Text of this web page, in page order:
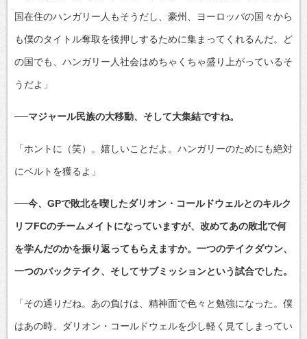
国在住のハンガリー人もそうだし、豪州、ヨーロッパの国々から
も僕のタイトル奪取を後押しするために集まってくれるんだ。ど
の国でも、ハンガリー人社会はめちゃくちゃ盛り上がっているそ
うだよ」
──マジャール民族の大移動、そして大集結ですね。
「ホントに（笑）。嬉しいことだよ。ハンガリーのためにも絶対
にベルトを獲るよ」
──今、GPで敗北を喫したダリオン・コールドウェルとのキルク
リフFCのチームメイトになっていますが、改めてあの敗北で何
を学んだのかを振り返ってもらえますか。一つのテイクダウン、
一つのバックテイク、そしてサブミッションという試合でした。
「その通りだね。あの負けは、精神面で色々と勉強になった。僕
はあの時、ダリオン・コールドウェルを少し軽く見てしまってい